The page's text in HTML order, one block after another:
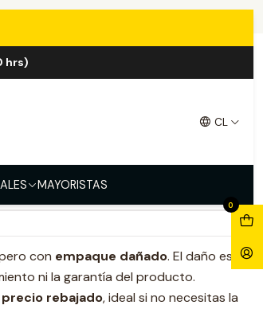
hrs)
CL
MAYORISTAS
0
15.000
con empaque dañado. El daño es
ni la garantía del producto.
precio rebajado, ideal si no necesitas la